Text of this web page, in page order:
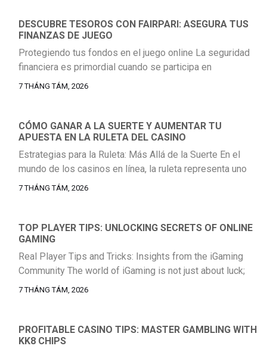
es fundamental para asegurar que la experiencia sea
positiva y no derive en problemas. Esto implica
establecer límites claros de tiempo […]
DESCUBRE TESOROS CON FAIRPARI: ASEGURA TUS
FINANZAS DE JUEGO
Protegiendo tus fondos en el juego online La seguridad
financiera es primordial cuando se participa en
actividades de juego en línea. Elegir plataformas de
experiencia sea tanto emocionante como segura. Esto
implica familiarizarse con las políticas de la plataforma y
[…]
7 THÁNG TÁM, 2026
CÓMO GANAR A LA SUERTE Y AUMENTAR TU
APUESTA EN LA RULETA DEL CASINO
Estrategias para la Ruleta: Más Allá de la Suerte En el
mundo de los casinos en línea, la ruleta representa uno
de los juegos más icónicos y emocionantes. Si bien la
potencialmente aumentar tus ganancias. Comprender las
probabilidades de cada […]
7 THÁNG TÁM, 2026
TOP PLAYER TIPS: UNLOCKING SECRETS OF ONLINE
GAMING
Real Player Tips and Tricks: Insights from the iGaming
Community The world of iGaming is not just about luck;
it’s a vibrant community filled with players who share their
understanding what the community has to say can make a
significant […]
7 THÁNG TÁM, 2026
PROFITABLE CASINO TIPS: MASTER GAMBLING WITH
KK8 CHIPS